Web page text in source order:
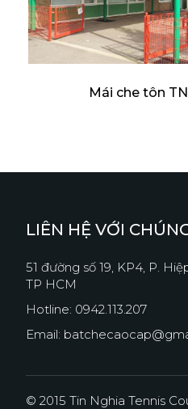
Mái che tôn
LIÊN HỆ VỚI
51 đường số 19, KP4, P.
TP HCM
Hotline: 0942.113.207
Email:
© 2015 Tin Nghia Tennis